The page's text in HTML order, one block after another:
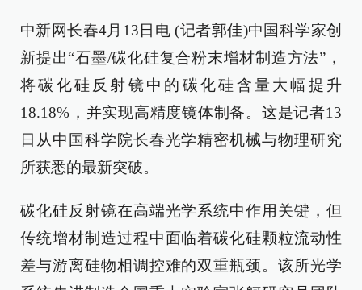
中新网长春4月13日电 (记者郭佳)中国科学家创
新提出“石墨/碳化硅复合粉末增材制造方法”，
将碳化硅反射镜中的碳化硅含量大幅提升
18.18%，并实现高精度镜体制备。这是记者13
日从中国科学院长春光学精密机械与物理研究
所获悉的最新突破。
碳化硅反射镜在高端光学系统中作用关键，但
传统增材制造过程中面临着碳化硅颗粒流动性
差与游离硅物相调控难的双重瓶颈。该所光学